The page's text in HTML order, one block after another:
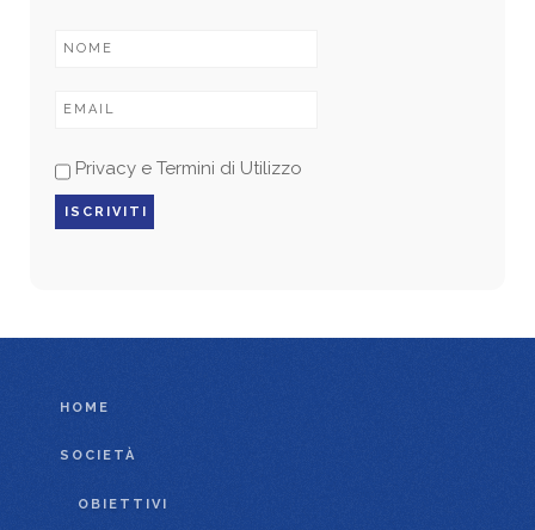
Privacy e Termini di Utilizzo
HOME
SOCIETÀ
OBIETTIVI